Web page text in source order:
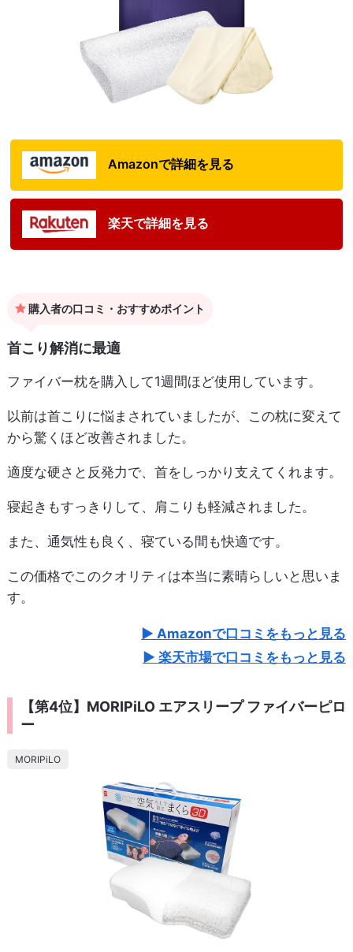
Amazonで詳細を見る
楽天で詳細を見る
購入者の口コミ・おすすめポイント
首こり解消に最適
ファイバー枕を購入して1週間ほど使用しています。
以前は首こりに悩まされていましたが、この枕に変えて
から驚くほど改善されました。
適度な硬さと反発力で、首をしっかり支えてくれます。
寝起きもすっきりして、肩こりも軽減されました。
また、通気性も良く、寝ている間も快適です。
この価格でこのクオリティは本当に素晴らしいと思いま
す。
Amazonで口コミをもっと見る
楽天市場で口コミをもっと見る
【第4位】MORIPiLO エアスリープ ファイバーピロ
ー
MORIPiLO